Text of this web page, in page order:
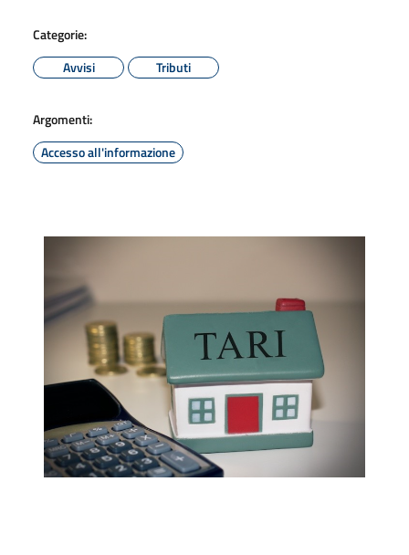
Categorie:
Avvisi
Tributi
Argomenti:
Accesso all'informazione